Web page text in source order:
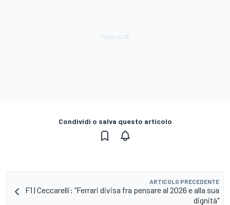
Condividi o salva questo articolo
ARTICOLO PRECEDENTE
F1 | Ceccarelli: "Ferrari divisa fra pensare al 2026 e alla sua
dignità"